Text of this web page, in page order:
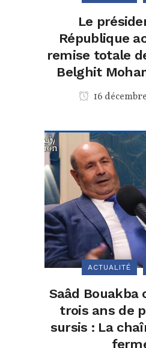
Le
République
remise totale
Belghit
16
ACTUALITÉ
Saâd Bouakba
trois ans de
sursis : La